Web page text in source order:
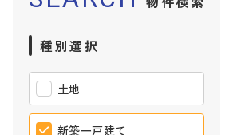
種別選択
土地
新築一戸建て